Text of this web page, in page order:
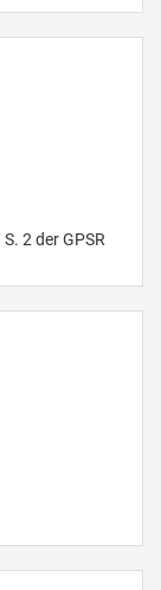
2 der GPSR